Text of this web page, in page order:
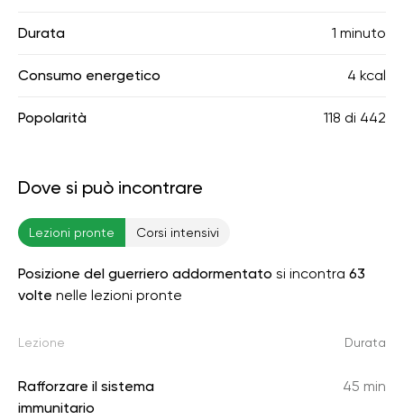
Durata 1 minuto
Consumo energetico 4 kcal
Popolarità 118 di 442
Dove si può incontrare
Lezioni pronte Corsi intensivi
Posizione del guerriero addormentato si incontra 63
volte nelle lezioni pronte
Lezione Durata
Rafforzare il sistema
immunitario
45 min